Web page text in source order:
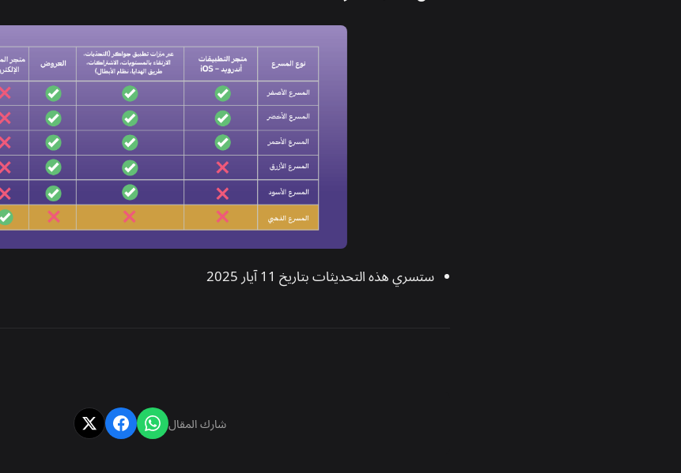
ستسري هذه التحديثات بتاريخ 11 آيار 2025
شارك المقال